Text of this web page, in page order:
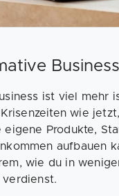
ist viel mehr
wie
eigene Produkte,
aufbauen
wie du in
verdienst.